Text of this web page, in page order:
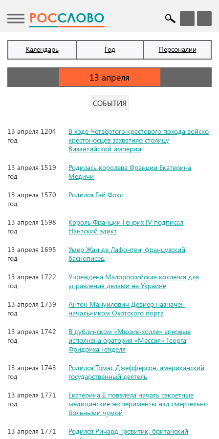
POCСЛОВО
Календарь Год Персоналии
СОБЫТИЯ
13 апреля 1204
год
В ходе Четвёртого крестового похода войско
крестоносцев захватило столицу
Византийской империи
13 апреля 1519
год
Родилась королева Франции Екатерина
Медичи
13 апреля 1570
год
Родился Гай Фокс
13 апреля 1598
год
Король Франции Генрих IV подписал
Нантский эдикт
13 апреля 1695
год
Умер Жан де Лафонтен, французский
баснописец
13 апреля 1722
год
Учреждена Малороссийская коллегия для
управления делами на Украине
13 апреля 1739
год
Антон Мануилович Девиер назначен
начальником Охотского порта
13 апреля 1742
год
В дублинском «Мюзик-холле» впервые
исполнена оратория «Мессия» Георга
Фридриха Генделя
13 апреля 1743
год
Родился Томас Джефферсон, американский
государственный деятель
13 апреля 1771
год
Екатерина II повелела начать секретные
медицинские эксперименты над смертельно
больными чумой
13 апреля 1771
Родился Ричард Тревитик, британский